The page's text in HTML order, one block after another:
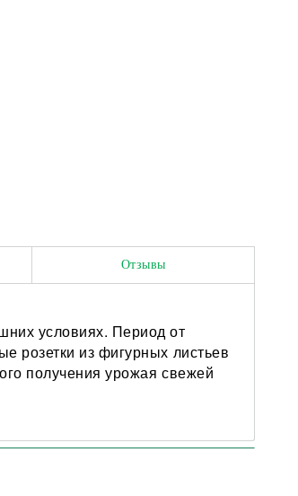
Отзывы
условиях. Период от
розетки из фигурных листьев
получения урожая свежей